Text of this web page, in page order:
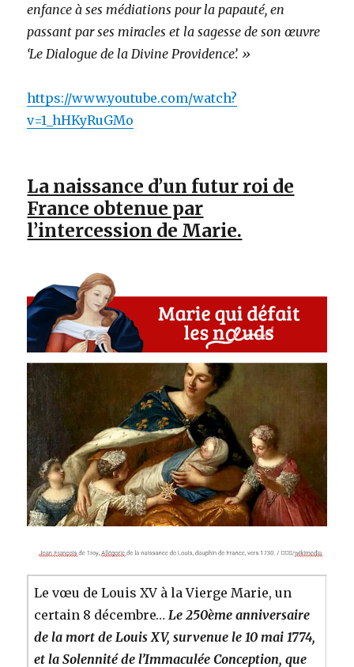
enfance à ses médiations pour la papauté, en
passant par ses miracles et la sagesse de son œuvre
‘Le Dialogue de la Divine Providence’. »
https://www.youtube.com/watch?
v=1_hHKyRuGMo
La naissance d’un futur roi de
France obtenue par
l’intercession de Marie.
Le vœu de Louis XV à la Vierge Marie, un
certain 8 décembre… Le 250ème anniversaire
de la mort de Louis XV, survenue le 10 mai 1774,
et la Solennité de l’Immaculée Conception, que